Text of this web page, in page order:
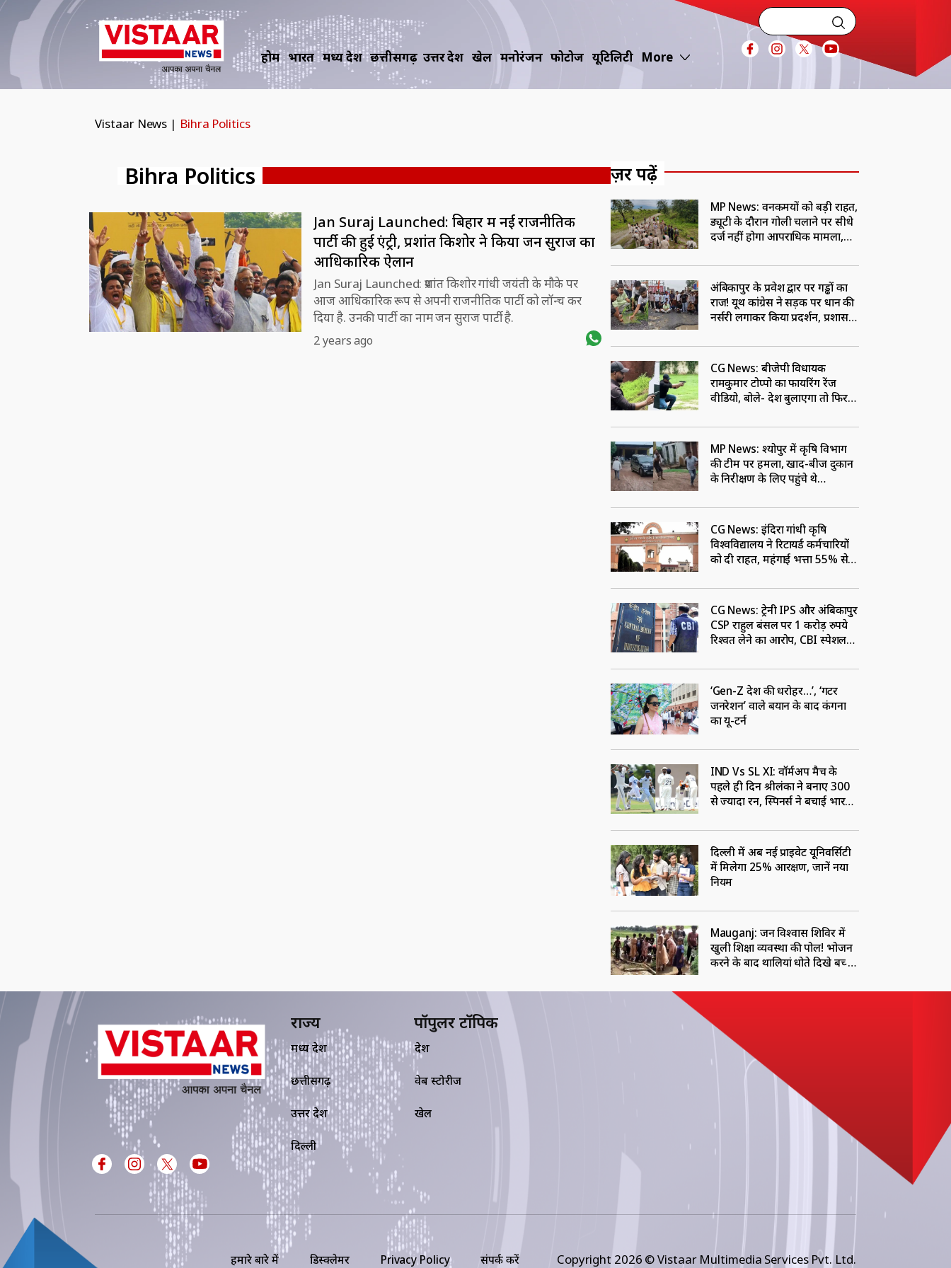
होम भारत मध्य प्रदेश छत्तीसगढ़ उत्तर प्रदेश खेल मनोरंजन फोटोज यूटिलिटी More
Vistaar News | Bihra Politics
Bihra Politics
Jan Suraj Launched: बिहार में नई राजनीतिक
पार्टी की हुई एंट्री, प्रशांत किशोर ने किया जन सुराज का
आधिकारिक ऐलान
Jan Suraj Launched: प्रशांत किशोर गांधी जयंती के मौके पर
आज आधिकारिक रूप से अपनी राजनीतिक पार्टी को लॉन्च कर
दिया है. उनकी पार्टी का नाम जन सुराज पार्टी है.
2 years ago
ज़रूर पढ़ें
MP News: वनकर्मियों को बड़ी राहत,
ड्यूटी के दौरान गोली चलाने पर सीधे
दर्ज नहीं होगा आपराधिक मामला,
अंबिकापुर के प्रवेश द्वार पर गड्ढों का
राज! यूथ कांग्रेस ने सड़क पर धान की
नर्सरी लगाकर किया प्रदर्शन, प्रशासन
CG News: बीजेपी विधायक
रामकुमार टोप्पो का फायरिंग रेंज
वीडियो, बोले- देश बुलाएगा तो फिर
MP News: श्‍योपुर में कृषि विभाग
की टीम पर हमला, खाद-बीज दुकान
के निरीक्षण के लिए पहुंचे थे
CG News: इंदिरा गांधी कृषि
विश्वविद्यालय ने रिटायर्ड कर्मचारियों
को दी राहत, महंगाई भत्ता 55% से
CG News: ट्रेनी IPS और अंबिकापुर
CSP राहुल बंसल पर 1 करोड़ रुपये
रिश्वत लेने का आरोप, CBI स्पेशल
‘Gen-Z देश की धरोहर…’, ‘गटर
जनरेशन’ वाले बयान के बाद कंगना
का यू-टर्न
IND Vs SL XI: वॉर्मअप मैच के
पहले ही दिन श्रीलंका ने बनाए 300
से ज्यादा रन, स्पिनर्स ने बचाई भारत
दिल्ली में अब नई प्राइवेट यूनिवर्सिटी
में मिलेगा 25% आरक्षण, जानें नया
नियम
Mauganj: जन विश्वास शिविर में
खुली शिक्षा व्यवस्था की पोल! भोजन
करने के बाद थालियां धोते दिखे बच्चे,
राज्य
मध्य प्रदेश
छत्तीसगढ़
उत्तर प्रदेश
दिल्ली
पॉपुलर टॉपिक
देश
वेब स्टोरीज
खेल
हमारे बारे में डिस्क्लेमर Privacy Policy संपर्क करें Copyright 2026 © Vistaar Multimedia Services Pvt. Ltd.